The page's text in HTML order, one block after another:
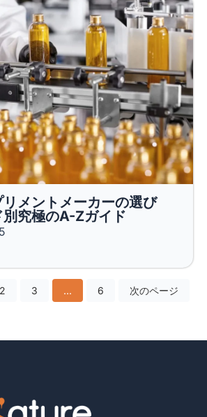
リメントメーカーの選び
究極のA-Zガイド
2 3 ... 6 次のページ